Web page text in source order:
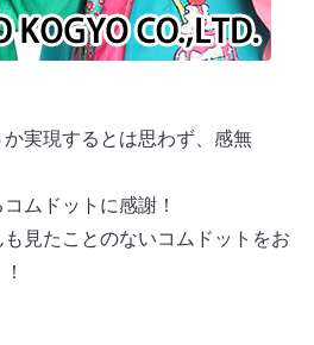
実現するとは思わず、感無
ムドットに感謝！
見たことのないコムドットをお